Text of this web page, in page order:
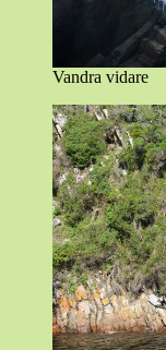
Vandra vidare